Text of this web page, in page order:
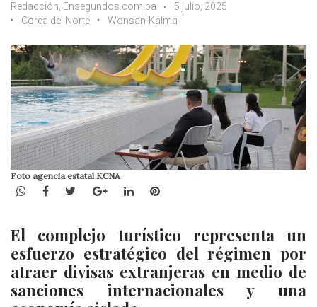
Redacción, Ensegundos.com.pa
5 julio, 2025
Corea del Norte
Wonsan-Kalma
Foto agencia estatal KCNA
WhatsApp
Facebook
TwitterGoogle+LinkedInPinterest
El complejo turístico representa un
esfuerzo estratégico del régimen por
atraer divisas extranjeras en medio de
sanciones internacionales y una